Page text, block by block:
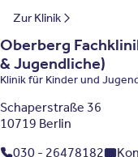
Zur Klinik
Berlin
Oberberg
& Jugendliche)
Klinik für Kinder und
Schaperstraße 36
10719 Berlin
030 - 26478182